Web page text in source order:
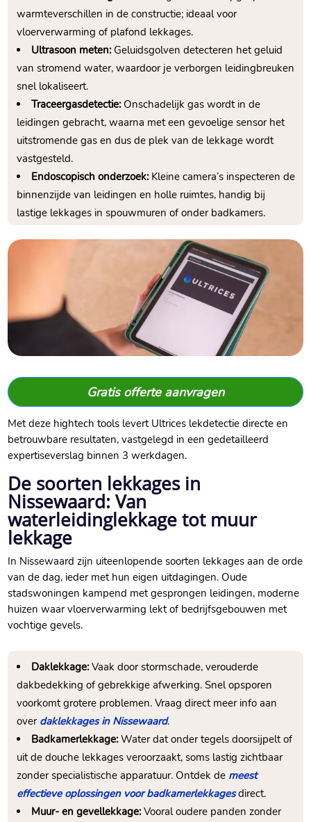
warmteverschillen in de constructie; ideaal voor
vloerverwarming of plafond lekkages.​
Ultrasoon meten:Geluidsgolven detecteren het geluid
van stromend water, waardoor je verborgen leidingbreuken
snel lokaliseert.​
Traceergasdetectie:Onschadelijk gas wordt in de
leidingen gebracht, waarna met een gevoelige sensor het
uitstromende gas en dus de plek van de lekkage wordt
vastgesteld.​
Endoscopisch onderzoek:Kleine camera’s inspecteren de
binnenzijde van leidingen en holle ruimtes, handig bij
lastige lekkages in spouwmuren of onder badkamers.​
Gratis offerte aanvragen
Met deze hightech tools levert Ultrices lekdetectie directe en
betrouwbare resultaten, vastgelegd in een gedetailleerd
expertiseverslag binnen 3 werkdagen.​
De soorten lekkages in
Nissewaard: Van
waterleidinglekkage tot muur
lekkage
In Nissewaard zijn uiteenlopende soorten lekkages aan de orde
van de dag, ieder met hun eigen uitdagingen.​ Oude
stadswoningen kampend met gesprongen leidingen, moderne
huizen waar vloerverwarming lekt of bedrijfsgebouwen met
vochtige gevels.​
Daklekkage:Vaak door stormschade, verouderde
dakbedekking of gebrekkige afwerking.​ Snel opsporen
voorkomt grotere problemen.​ Vraag direct meer info aan
over daklekkages in Nissewaard.​
Badkamerlekkage:Water dat onder tegels doorsijpelt of
uit de douche lekkages veroorzaakt, soms lastig zichtbaar
zonder specialistische apparatuur.​ Ontdek de meest
effectieve oplossingen voor badkamerlekkagesdirect.​
Muur- en gevellekkage:Vooral oudere panden zonder